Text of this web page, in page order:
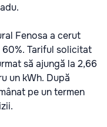
Fenosa a cerut
Tariful solicitat
să ajungă la 2,66
un kWh. După
pe un termen